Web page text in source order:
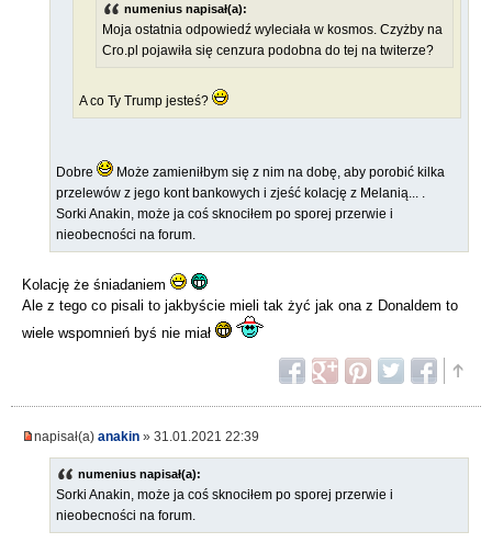
numenius napisał(a):
Moja ostatnia odpowiedź wyleciała w kosmos. Czyżby na
Cro.pl pojawiła się cenzura podobna do tej na twiterze?
A co Ty Trump jesteś?
Dobre
Może zamieniłbym się z nim na dobę, aby porobić kilka
przelewów z jego kont bankowych i zjeść kolację z Melanią... .
Sorki Anakin, może ja coś sknociłem po sporej przerwie i
nieobecności na forum.
Kolację że śniadaniem
Ale z tego co pisali to jakbyście mieli tak żyć jak ona z Donaldem to
wiele wspomnień byś nie miał
napisał(a) anakin » 31.01.2021 22:39
numenius napisał(a):
Sorki Anakin, może ja coś sknociłem po sporej przerwie i
nieobecności na forum.